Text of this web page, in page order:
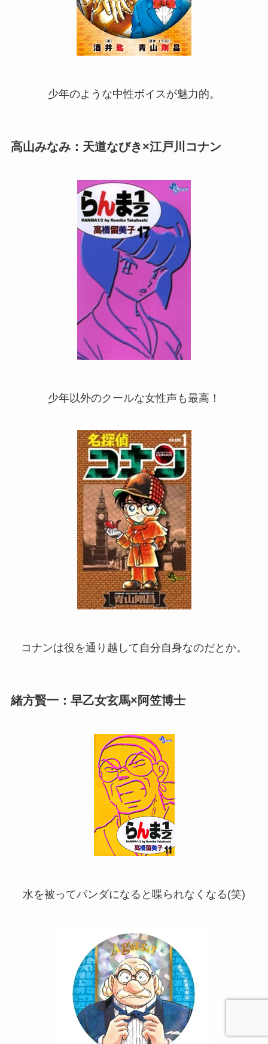
少年のような中性ボイスが魅力的。
高山みなみ：天道なびき×江戸川コナン
少年以外のクールな女性声も最高！
コナンは役を通り越して自分自身なのだとか。
緒方賢一：早乙女玄馬×阿笠博士
水を被ってパンダになると喋られなくなる(笑)